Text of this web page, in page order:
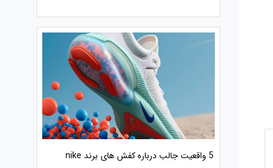
5 واقعیت جالب درباره کفش های برند nike